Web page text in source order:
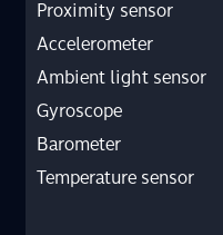
Proximity sensor
Accelerometer
Ambient light sensor
Gyroscope
Barometer
Temperature sensor